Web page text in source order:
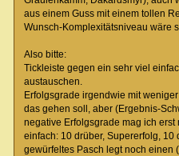
aus einem Guss mit einem tollen
Wunsch-Komplexitätsniveau wäre
Also bitte:
Tickleiste gegen ein sehr viel
austauschen.
Erfolgsgrade irgendwie mit
das gehen soll, aber (Ergebnis-
negative Erfolgsgrade mag ich
einfach: 10 drüber, Supererfolg, 10
gewürfeltes Pasch legt noch einen